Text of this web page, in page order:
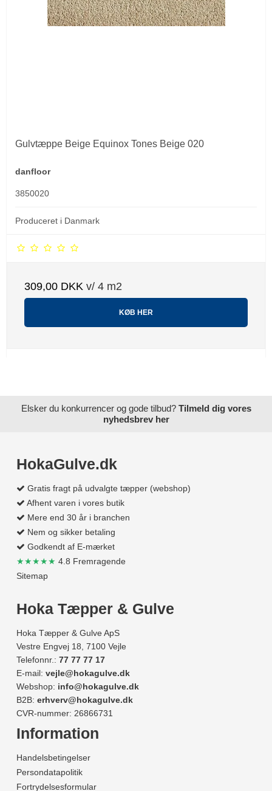
Gulvtæppe Beige Equinox Tones Beige 020
danfloor
3850020
Produceret i Danmark
309,00 DKK v/ 4 m2
KØB HER
Elsker du konkurrencer og gode tilbud? Tilmeld dig vores
nyhedsbrev her
HokaGulve.dk
Gratis fragt på udvalgte tæpper (webshop)
Afhent varen i vores butik
Mere end 30 år i branchen
Nem og sikker betaling
Godkendt af E-mærket
★★★★★ 4.8 Fremragende
Sitemap
Hoka Tæpper & Gulve
Hoka Tæpper & Gulve ApS
Vestre Engvej 18, 7100 Vejle
Telefonnr.: 77 77 77 17
E-mail: vejle@hokagulve.dk
Webshop: info@hokagulve.dk
B2B: erhverv@hokagulve.dk
CVR-nummer: 26866731
Information
Handelsbetingelser
Persondatapolitik
Fortrydelsesformular